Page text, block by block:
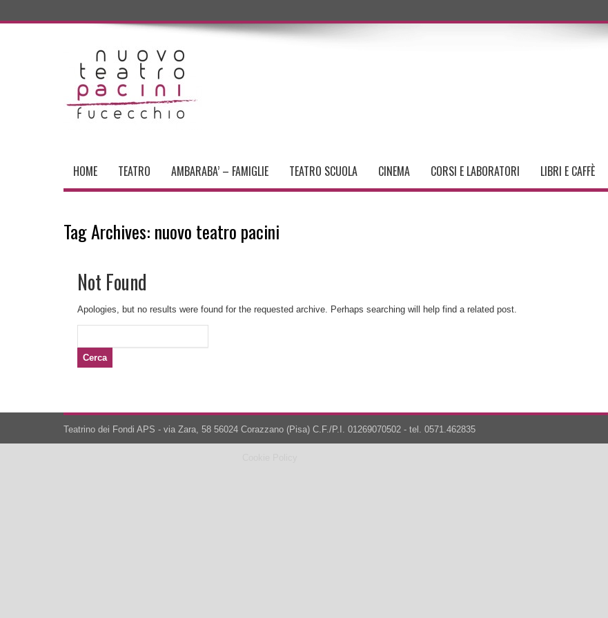
HOME TEATRO AMBARABA’ – FAMIGLIE TEATRO SCUOLA CINEMA CORSI E LABORATORI LIBRI E CAFFÈ
Tag Archives: nuovo teatro pacini
Not Found
Apologies, but no results were found for the requested archive. Perhaps searching will help find a related post.
Teatrino dei Fondi APS - via Zara, 58 56024 Corazzano (Pisa) C.F./P.I. 01269070502 - tel. 0571.462835